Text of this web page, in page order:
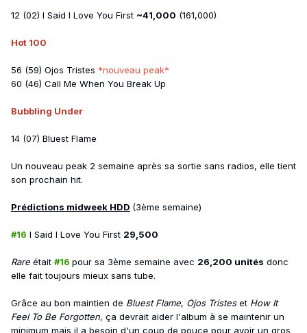
12 (02) I Said I Love You First ~41,000 (161,000)
Hot 100
56 (59) Ojos Tristes *nouveau peak*
60 (46) Call Me When You Break Up
Bubbling Under
14 (07) Bluest Flame
Un nouveau peak 2 semaine après sa sortie sans radios, elle tient
son prochain hit.
Prédictions midweek HDD (3ème semaine)
#16 I Said I Love You First 29,500
Rare était #16 pour sa 3ème semaine avec 26,200 unités donc
elle fait toujours mieux sans tube.
Grâce au bon maintien de Bluest Flame, Ojos Tristeset How It
Feel To Be Forgotten, ça devrait aider l'album à se maintenir un
minimum mais il a besoin d'un coup de pouce pour avoir un gros